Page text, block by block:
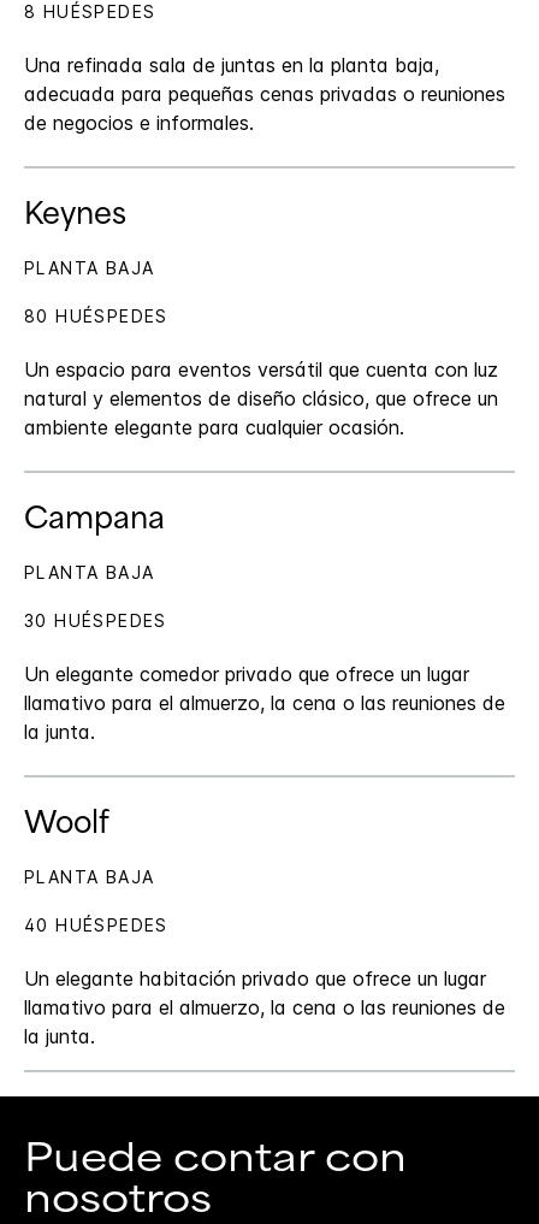
Una refinada sala de juntas en la planta baja,
adecuada para pequeñas cenas privadas o reuniones
de negocios e informales.
8 HUÉSPEDES
Keynes
Un espacio para eventos versátil que cuenta con luz
natural y elementos de diseño clásico, que ofrece un
ambiente elegante para cualquier ocasión.
PLANTA BAJA
80 HUÉSPEDES
Campana
Un elegante comedor privado que ofrece un lugar
llamativo para el almuerzo, la cena o las reuniones de
la junta.
PLANTA BAJA
30 HUÉSPEDES
Woolf
Un elegante habitación privado que ofrece un lugar
llamativo para el almuerzo, la cena o las reuniones de
la junta.
PLANTA BAJA
40 HUÉSPEDES
Puede contar con
nosotros